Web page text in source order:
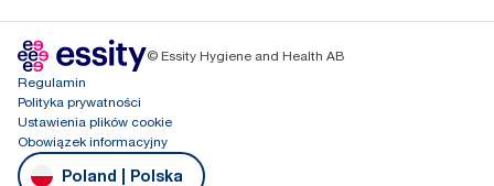
© Essity Hygiene and Health AB
Regulamin
Polityka prywatności
Ustawienia plików cookie
Obowiązek informacyjny
Poland | Polska